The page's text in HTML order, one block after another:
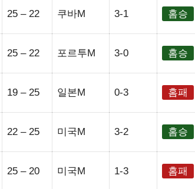
25 – 22 쿠바M 3-1 홈승
25 – 22 포르투M 3-0 홈승
19 – 25 일본M 0-3 홈패
22 – 25 미국M 3-2 홈승
25 – 20 미국M 1-3 홈패